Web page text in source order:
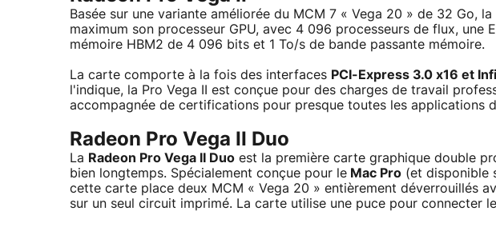
Basée sur une variante améliorée du MCM 7 « Vega 20 » de 32 Go, la
maximum son processeur GPU, avec 4 096 processeurs de flux, une
mémoire HBM2 de 4 096 bits et 1 To/s de bande passante mémoire.
La carte comporte à la fois des interfaces PCI-Express 3.0 x16 et
l'indique, la Pro Vega II est conçue pour des charges de travail
accompagnée de certifications pour presque toutes les applications
Radeon Pro Vega II Duo
La Radeon Pro Vega II Duo est la première carte graphique double
bien longtemps. Spécialement conçue pour le Mac Pro (et disponible
cette carte place deux MCM « Vega 20 » entièrement déverrouillés
sur un seul circuit imprimé. La carte utilise une puce pour connecter